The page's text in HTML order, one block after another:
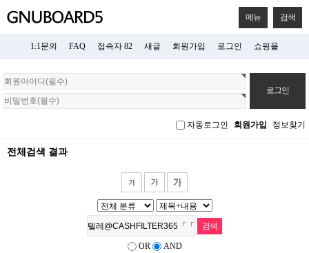
메뉴 검색
1:1문의 FAQ 접속자 82 새글 회원가입 로그인 쇼핑몰
회
원
로
자동로그인 회원가입 정보찾기
전체검색 결과
OR AND